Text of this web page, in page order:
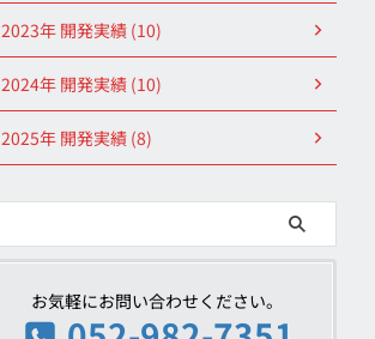
2023年 開発実績 (10)
2024年 開発実績 (10)
2025年 開発実績 (8)
お気軽にお問い合わせください。